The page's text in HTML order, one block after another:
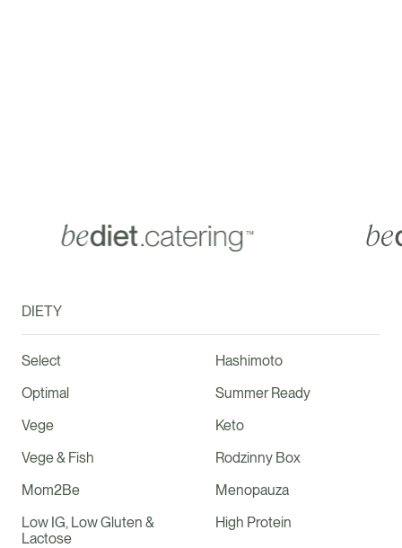
DIETY
Select
Optimal
Vege
Vege & Fish
Mom2Be
Low IG, Low Gluten &
Lactose
Hashimoto
Summer Ready
Keto
Rodzinny Box
Menopauza
High Protein